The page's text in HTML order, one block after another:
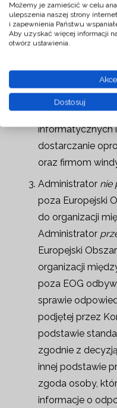
Dane osobowe
zaufanym
podmiotowi
podmiotom
partnerom
(rozwijanie i
informatycznych
dostarczanie
oraz firmom
Administrator nie
poza Europejski
do organizacji
Administrator
Europejski
organizacji
poza EOG
sprawie
podjętej przez
podstawie
zgodnie z
innej podstawie
zgoda osoby,
informacje o
Możemy je zamieścić w celu
ulepszenia naszej strony
i zapewnienia Państwu
Aby uzyskać więcej informacji
otwórz ustawienia.
Dostosuj